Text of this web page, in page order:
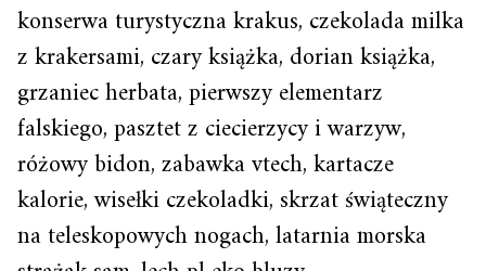
konserwa turystyczna krakus, czekolada milka
z krakersami, czary książka, dorian książka,
grzaniec herbata, pierwszy elementarz
falskiego, pasztet z ciecierzycy i warzyw,
różowy bidon, zabawka vtech, kartacze
kalorie, wisełki czekoladki, skrzat świąteczny
na teleskopowych nogach, latarnia morska